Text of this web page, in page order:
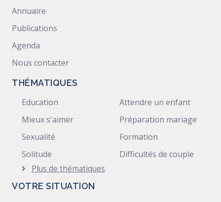
Annuaire
Publications
Agenda
Nous contacter
THÉMATIQUES
Education
Mieux s'aimer
Sexualité
Solitude
Attendre un enfant
Préparation mariage
Formation
Difficultés de couple
Plus de thématiques
VOTRE SITUATION